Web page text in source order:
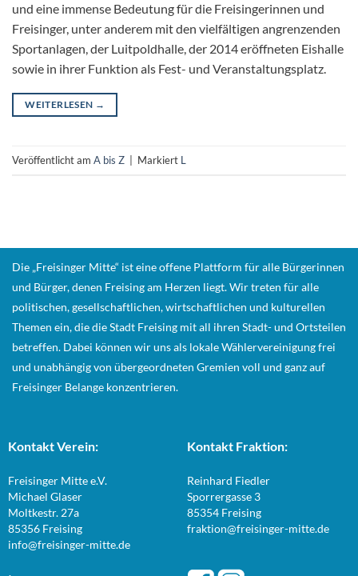
und eine immense Bedeutung für die Freisingerinnen und
Freisinger, unter anderem mit den vielfältigen angrenzenden
Sportanlagen, der Luitpoldhalle, der 2014 eröffneten Eishalle
sowie in ihrer Funktion als Fest- und Veranstaltungsplatz.
WEITERLESEN →
Veröffentlicht am A bis Z Markiert L
Die „Freisinger Mitte“ ist eine offene Plattform für alle Bürgerinnen
und Bürger, denen Freising am Herzen liegt. Wir treten für alle
politischen, gesellschaftlichen, wirtschaftlichen und kulturellen
Themen ein, die die Stadt Freising mit all ihren Stadt- und Ortsteilen
betreffen. Dabei können wir uns als lokale Wählervereinigung frei
und unabhängig von übergeordneten Gremien voll und ganz auf
Freisinger Belange konzentrieren.
Kontakt Verein:
Freisinger Mitte e.V.
Michael Glaser
Moltkestr. 27a
85356 Freising
info@freisinger-mitte.de
Kontakt Fraktion:
Reinhard Fiedler
Sporrergasse 3
85354 Freising
fraktion@freisinger-mitte.de